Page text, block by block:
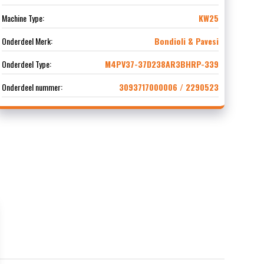
Machine Type:
KW25
Onderdeel Merk:
Bondioli & Pavesi
Onderdeel Type:
M4PV37-37D238AR3BHRP-339
Onderdeel nummer:
3093717000006 / 2290523